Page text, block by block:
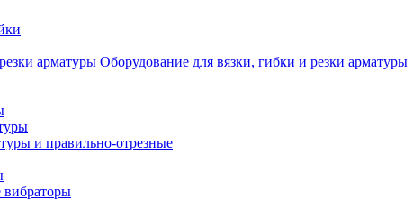
Оборудование для вязки, гибки и резки арматуры
и правильно-отрезные